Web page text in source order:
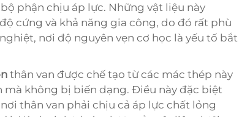
phận chịu áp lực. Những vật liệu này
cứng và khả năng gia công, do đó rất phù
nơi độ nguyên vẹn cơ học là yếu tố bắt
thân van được chế tạo từ các mác thép này
không bị biến dạng. Điều này đặc biệt
thân van phải chịu cả áp lực chất lỏng